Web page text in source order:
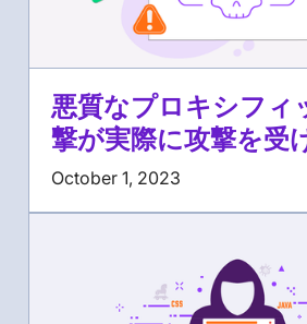
悪質なプロキシフィ
撃が実際に攻撃を受
October 1, 2023